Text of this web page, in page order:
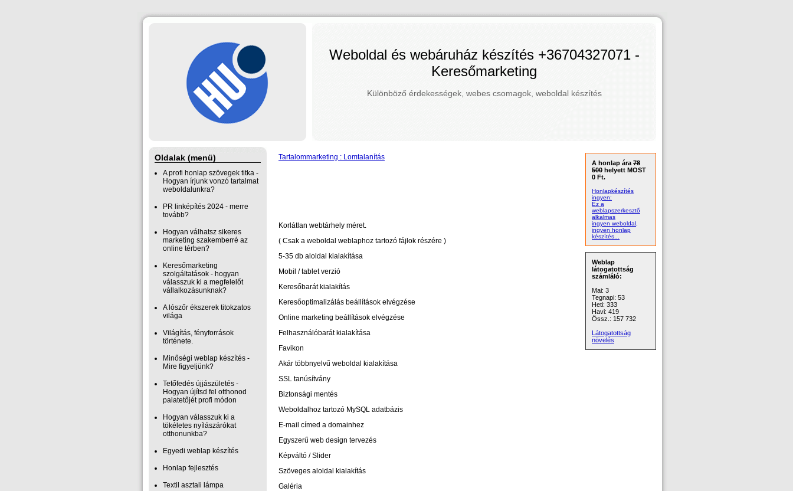
Weboldal és webáruház készítés +36704327071 -
Keresőmarketing
Különböző érdekességek, webes csomagok, weboldal készítés
Oldalak (menü)
A profi honlap szövegek titka -
Hogyan írjunk vonzó tartalmat
weboldalunkra?
PR linképítés 2024 - merre
tovább?
Hogyan válhatsz sikeres
marketing szakemberré az
online térben?
Keresőmarketing
szolgáltatások - hogyan
válasszuk ki a megfelelőt
vállalkozásunknak?
A lószőr ékszerek titokzatos
világa
Világítás, fényforrások
története.
Minőségi weblap készítés -
Mire figyeljünk?
Tetőfedés újjászületés -
Hogyan újítsd fel otthonod
palatetőjét profi módon
Hogyan válasszuk ki a
tökéletes nyílászárókat
otthonunkba?
Egyedi weblap készítés
Honlap fejlesztés
Textil asztali lámpa
Tartalommarketing : Lomtalanítás
Korlátlan webtárhely méret.
( Csak a weboldal weblaphoz tartozó fájlok részére )
5-35 db aloldal kialakítása
Mobil / tablet verzió
Keresőbarát kialakítás
Keresőoptimalizálás beállítások elvégzése
Online marketing beállítások elvégzése
Felhasználóbarát kialakítása
Favikon
Akár többnyelvű weboldal kialakítása
SSL tanúsítvány
Biztonsági mentés
Weboldalhoz tartozó MySQL adatbázis
E-mail címed a domainhez
Egyszerű web design tervezés
Képváltó / Slider
Szöveges aloldal kialakítás
Galéria
A honlap ára 78
500 helyett MOST
0 Ft.
Honlapkészítés
ingyen:
Ez a
weblapszerkesztő
alkalmas
ingyen weboldal,
ingyen honlap
készítés...
Weblap
látogatottság
számláló:
Mai: 3
Tegnapi: 53
Heti: 333
Havi: 419
Össz.: 157 732
Látogatottság
növelés